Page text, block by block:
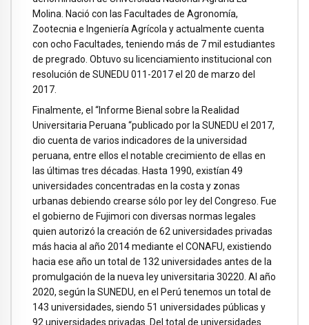
Molina. Nació con las Facultades de Agronomía,
Zootecnia e Ingeniería Agrícola y actualmente cuenta
con ocho Facultades, teniendo más de 7 mil estudiantes
de pregrado. Obtuvo su licenciamiento institucional con
resolución de SUNEDU 011-2017 el 20 de marzo del
2017.
Finalmente, el “Informe Bienal sobre la Realidad
Universitaria Peruana “publicado por la SUNEDU el 2017,
dio cuenta de varios indicadores de la universidad
peruana, entre ellos el notable crecimiento de ellas en
las últimas tres décadas. Hasta 1990, existían 49
universidades concentradas en la costa y zonas
urbanas debiendo crearse sólo por ley del Congreso. Fue
el gobierno de Fujimori con diversas normas legales
quien autorizó la creación de 62 universidades privadas
más hacia al año 2014 mediante el CONAFU, existiendo
hacia ese año un total de 132 universidades antes de la
promulgación de la nueva ley universitaria 30220. Al año
2020, según la SUNEDU, en el Perú tenemos un total de
143 universidades, siendo 51 universidades públicas y
92 universidades privadas. Del total de universidades